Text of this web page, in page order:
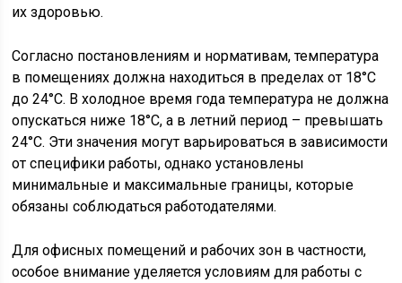
их здоровью.
Согласно постановлениям и нормативам, температура
в помещениях должна находиться в пределах от 18°C
до 24°C. В холодное время года температура не должна
опускаться ниже 18°C, а в летний период – превышать
24°C. Эти значения могут варьироваться в зависимости
от специфики работы, однако установлены
минимальные и максимальные границы, которые
обязаны соблюдаться работодателями.
Для офисных помещений и рабочих зон в частности,
особое внимание уделяется условиям для работы с